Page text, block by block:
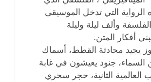
الرواية التي تدخل الموسيقى
وألف ليلة وليلة
أفكار المتن.
يجيد محادثة القطط، أسماك
جنود يعيشون في غابة
العالمية الثانية، حجر سحري